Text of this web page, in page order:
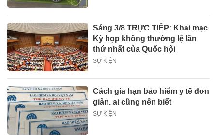
Sáng 3/8 TRỰC TIẾP: Khai mạc
Kỳ họp không thường lệ lần
thứ nhất của Quốc hội
SỰ KIỆN
Cách gia hạn bảo hiểm y tế đơn
giản, ai cũng nên biết
SỰ KIỆN